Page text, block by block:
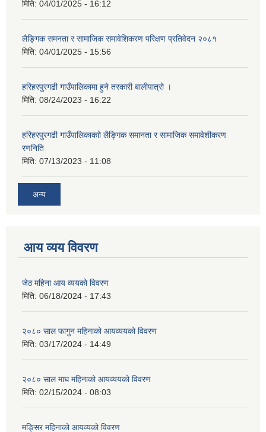
मिति: 04/01/2025 - 16:12
लैङ्गिक समनता र सामाजिक समावेशिकरण परिक्षण प्रतिवेदन २०८१
मिति: 04/01/2025 - 15:56
हरिहरपुरगढी गाउँपालिकामा हुने तरकारी बालीपात्रो ।
मिति: 08/24/2023 - 16:22
हरिहरपुरगढी गाउँपालिकाकाो लैङ्गिक समानता र सामाजिक समावेशीकरण
रणनिति
मिति: 07/13/2023 - 11:08
अन्य
आय व्यय विवरण
जेठ महिना आय व्ययको विवरण
मिति: 06/18/2024 - 17:43
२०८० साल फागुन महिनाको आयव्ययको विवरण
मिति: 03/17/2024 - 14:49
२०८० साल माघ महिनाको आयव्ययको विवरण
मिति: 02/15/2024 - 08:03
मङ्सिर महिनाको आयव्यको विवरण